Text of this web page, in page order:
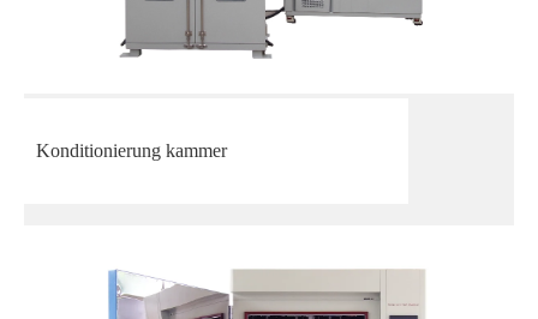
Konditionierung kammer